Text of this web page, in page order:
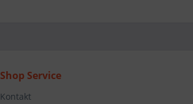
Shop Service
Kontakt